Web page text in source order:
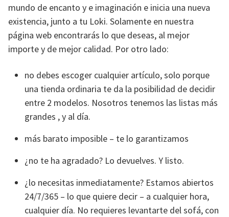
mundo de encanto y e imaginación e inicia una nueva
existencia, junto a tu Loki. Solamente en nuestra
página web encontrarás lo que deseas, al mejor
importe y de mejor calidad. Por otro lado:
no debes escoger cualquier artículo, solo porque
una tienda ordinaria te da la posibilidad de decidir
entre 2 modelos. Nosotros tenemos las listas más
grandes , y al día.
más barato imposible – te lo garantizamos
¿no te ha agradado? Lo devuelves. Y listo.
¿lo necesitas inmediatamente? Estamos abiertos
24/7/365 – lo que quiere decir – a cualquier hora,
cualquier día. No requieres levantarte del sofá, con